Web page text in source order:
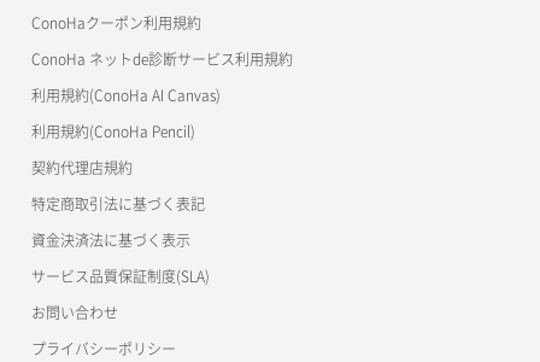
ConoHaクーポン利用規約
ConoHa ネットde診断サービス利用規約
利用規約(ConoHa AI Canvas)
利用規約(ConoHa Pencil)
契約代理店規約
特定商取引法に基づく表記
資金決済法に基づく表示
サービス品質保証制度(SLA)
お問い合わせ
プライバシーポリシー